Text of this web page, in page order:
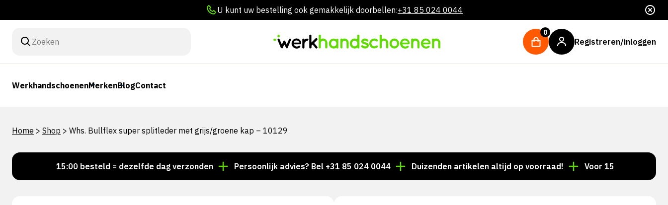
U kunt uw bestelling ook gemakkelijk doorbellen:+31 85 024 0044
0
Registreren/inloggen
WerkhandschoenenMerkenBlogContact
Home > Shop > Whs. Bullflex super splitleder met grijs/groene kap – 10129
Voor 15:00 besteld = dezelfde dag verzonden Persoonlijk advies? Bel +31 85 024 0044 Duizenden artikelen altijd op voorraad! Voor 15:00 besteld =